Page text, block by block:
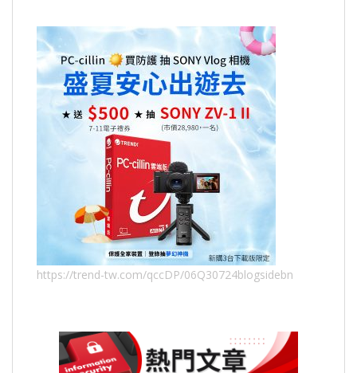
https://trend-tw.com/qccDP/06Q30724blogsidebn